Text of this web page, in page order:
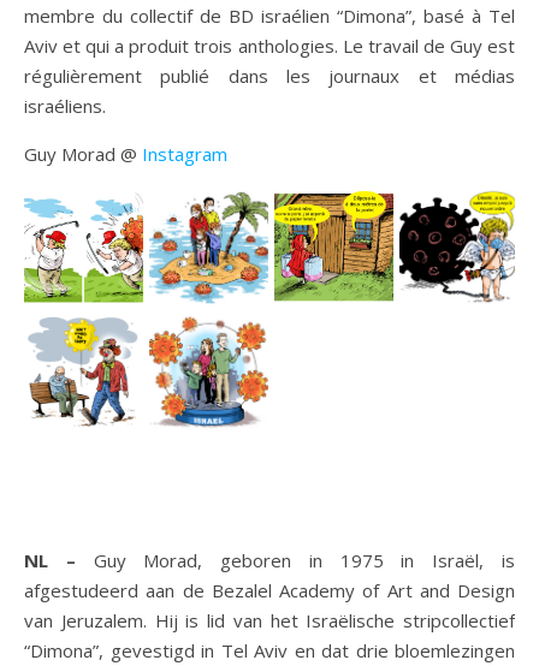
membre du collectif de BD israélien “Dimona”, basé à Tel
Aviv et qui a produit trois anthologies. Le travail de Guy est
régulièrement publié dans les journaux et médias
israéliens.
Guy Morad @ Instagram
NL – Guy Morad, geboren in 1975 in Israël, is
afgestudeerd aan de Bezalel Academy of Art and Design
van Jeruzalem. Hij is lid van het Israëlische stripcollectief
“Dimona”, gevestigd in Tel Aviv en dat drie bloemlezingen